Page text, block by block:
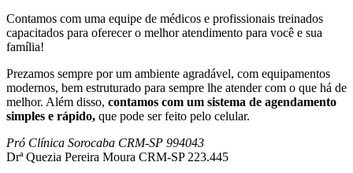
Contamos com uma equipe de médicos e profissionais treinados
capacitados para oferecer o melhor atendimento para você e sua
família!
Prezamos sempre por um ambiente agradável, com equipamentos
modernos, bem estruturado para sempre lhe atender com o que há de
melhor. Além disso, contamos com um sistema de agendamento
simples e rápido, que pode ser feito pelo celular.
Pró Clínica Sorocaba CRM-SP 994043
Drª Quezia Pereira Moura CRM-SP 223.445